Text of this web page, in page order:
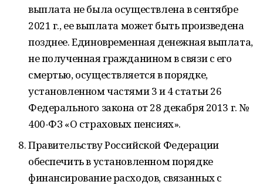
выплата не была осуществлена в сентябре
2021 г., ее выплата может быть произведена
позднее. Единовременная денежная выплата,
не полученная гражданином в связи с его
смертью, осуществляется в порядке,
установленном частями 3 и 4 статьи 26
Федерального закона от 28 декабря 2013 г. №
400-ФЗ «О страховых пенсиях».
Правительству Российской Федерации
обеспечить в установленном порядке
финансирование расходов, связанных с